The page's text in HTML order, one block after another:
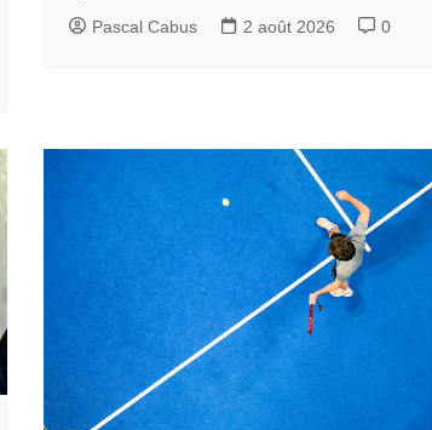
Pascal Cabus 2 août 2026 0